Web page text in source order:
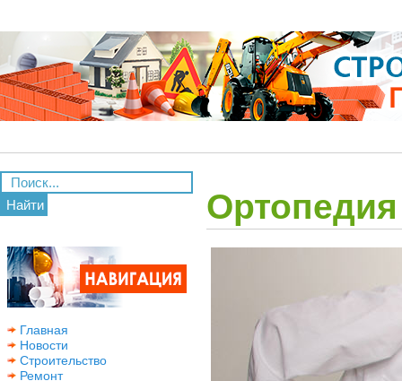
Найти
Главная
Новости
Строительство
Ремонт
Ортопедия